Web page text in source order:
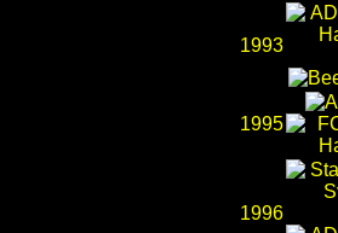
1993
1995
1996